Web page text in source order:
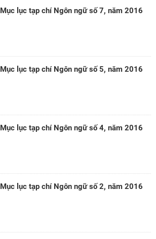
Mục lục tạp chí Ngôn ngữ số 7, năm 2016
Mục lục tạp chí Ngôn ngữ số 5, năm 2016
Mục lục tạp chí Ngôn ngữ số 4, năm 2016
Mục lục tạp chí Ngôn ngữ số 2, năm 2016